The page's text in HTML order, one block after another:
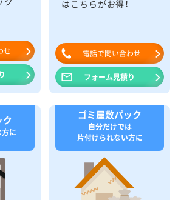
せ
はこちらがお得！
電話で問い合わせ
フォーム見積り
ク
に
ゴミ屋敷パック
自分だけでは
片付けられない方に